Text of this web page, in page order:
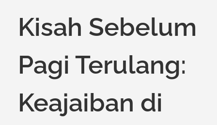
Kisah Sebelum
Pagi Terulang:
Keajaiban di